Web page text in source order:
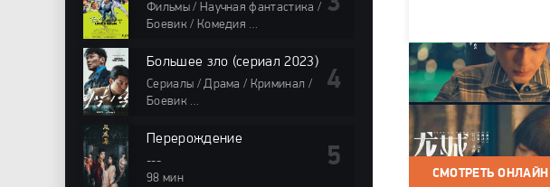
Лунчэн
Китай / 2023 / Сериалы /
Драма / Мелодрама
СМОТРЕТЬ ОНЛАЙН
Фильмы / Научная фантастика /
Боевик / Комедия
Большее зло (сериал 2023)
Сериалы / Драма / Криминал /
Боевик
Перерождение
---
98 мин